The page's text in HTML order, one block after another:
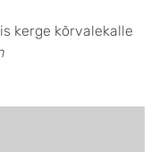
kerge kõrvalekalle